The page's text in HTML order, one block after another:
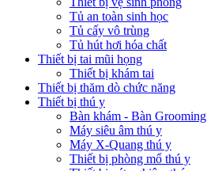
Tủ an toàn sinh học
Tủ cấy vô trùng
Tủ hút hơi hóa chất
Thiết bị tai mũi họng
Thiết bị khám tai
Thiết bị thăm dò chức năng
Thiết bị thú y
Bàn khám - Bàn Grooming
Máy siêu âm thú y
Máy X-Quang thú y
Thiết bị phòng mổ thú y